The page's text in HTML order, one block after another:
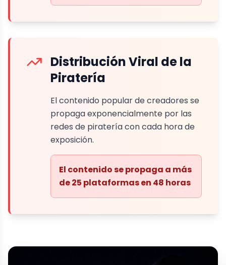
Distribución Viral de la
Piratería
El contenido popular de creadores se
propaga exponencialmente por las
redes de piratería con cada hora de
exposición.
El contenido se propaga a más
de 25 plataformas en 48 horas